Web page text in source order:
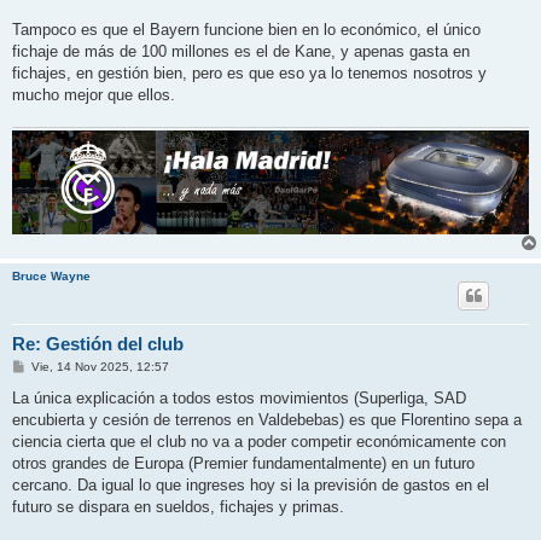
Tampoco es que el Bayern funcione bien en lo económico, el único
fichaje de más de 100 millones es el de Kane, y apenas gasta en
fichajes, en gestión bien, pero es que eso ya lo tenemos nosotros y
mucho mejor que ellos.
Bruce Wayne
Re: Gestión del club
M
n
a
j
Vie, 14 Nov 2025, 12:57
La única explicación a todos estos movimientos (Superliga, SAD
encubierta y cesión de terrenos en Valdebebas) es que Florentino sepa a
ciencia cierta que el club no va a poder competir económicamente con
otros grandes de Europa (Premier fundamentalmente) en un futuro
cercano. Da igual lo que ingreses hoy si la previsión de gastos en el
futuro se dispara en sueldos, fichajes y primas.